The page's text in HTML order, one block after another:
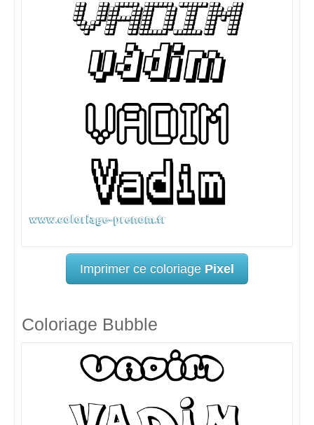
Imprimer ce coloriage Pixel
Coloriage Bubble